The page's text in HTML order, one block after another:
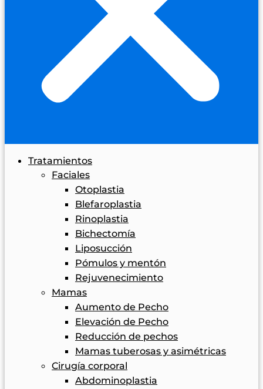
Tratamientos
Faciales
Otoplastia
Blefaroplastia
Rinoplastia
Bichectomía
Liposucción
Pómulos y mentón
Rejuvenecimiento
Mamas
Aumento de Pecho
Elevación de Pecho
Reducción de pechos
Mamas tuberosas y asimétricas
Cirugía corporal
Abdominoplastia